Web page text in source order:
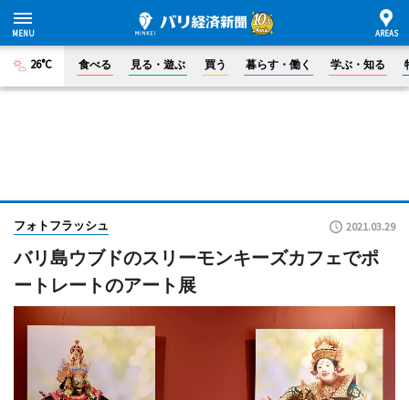
26°C 食べる 見る・遊ぶ 買う 暮らす・働く 学ぶ・知る
フォトフラッシュ 2021.03.29
バリ島ウブドのスリーモンキーズカフェでポ
ートレートのアート展